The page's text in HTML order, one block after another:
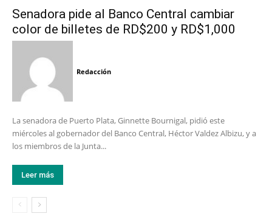
Senadora pide al Banco Central cambiar
color de billetes de RD$200 y RD$1,000
Redacción
La senadora de Puerto Plata, Ginnette Bournigal, pidió este
miércoles al gobernador del Banco Central, Héctor Valdez Albizu, y a
los miembros de la Junta...
Leer más